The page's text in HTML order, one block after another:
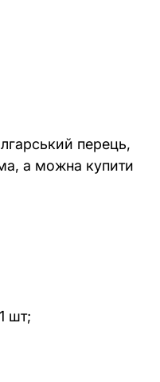
перець,
а можна купити
шт;